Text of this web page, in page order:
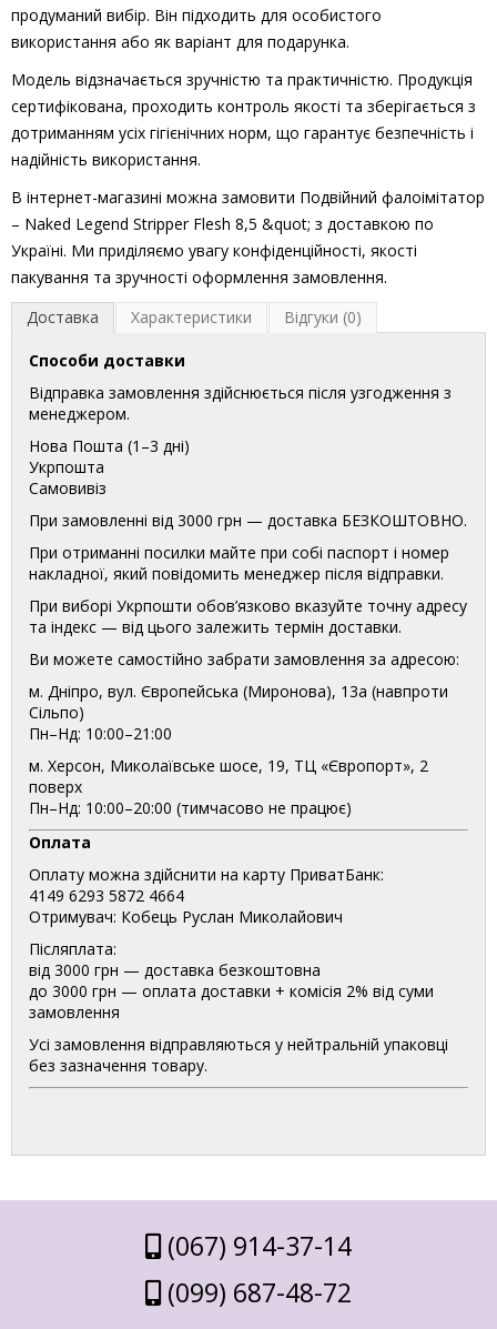
продуманий вибір. Він підходить для особистого
використання або як варіант для подарунка.
Модель відзначається зручністю та практичністю. Продукція
сертифікована, проходить контроль якості та зберігається з
дотриманням усіх гігієнічних норм, що гарантує безпечність і
надійність використання.
В інтернет-магазині можна замовити Подвійний фалоімітатор
– Naked Legend Stripper Flesh 8,5 &quot; з доставкою по
Україні. Ми приділяємо увагу конфіденційності, якості
пакування та зручності оформлення замовлення.
Доставка
Характеристики Відгуки (0)
Способи доставки
Відправка замовлення здійснюється після узгодження з
менеджером.
Нова Пошта (1–3 дні)
Укрпошта
Самовивіз
При замовленні від 3000 грн — доставка БЕЗКОШТОВНО.
При отриманні посилки майте при собі паспорт і номер
накладної, який повідомить менеджер після відправки.
При виборі Укрпошти обов’язково вказуйте точну адресу
та індекс — від цього залежить термін доставки.
Ви можете самостійно забрати замовлення за адресою:
м. Дніпро, вул. Європейська (Миронова), 13а (навпроти
Сільпо)
Пн–Нд: 10:00–21:00
м. Херсон, Миколаївське шосе, 19, ТЦ «Європорт», 2
поверх
Пн–Нд: 10:00–20:00 (тимчасово не працює)
Оплата
Оплату можна здійснити на карту ПриватБанк:
4149 6293 5872 4664
Отримувач: Кобець Руслан Миколайович
Післяплата:
від 3000 грн — доставка безкоштовна
до 3000 грн — оплата доставки + комісія 2% від суми
замовлення
Усі замовлення відправляються у нейтральній упаковці
без зазначення товару.
(067) 914-37-14
(099) 687-48-72